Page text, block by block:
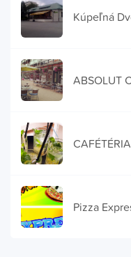
Kúpeľná
ABSOLUT
Pizza